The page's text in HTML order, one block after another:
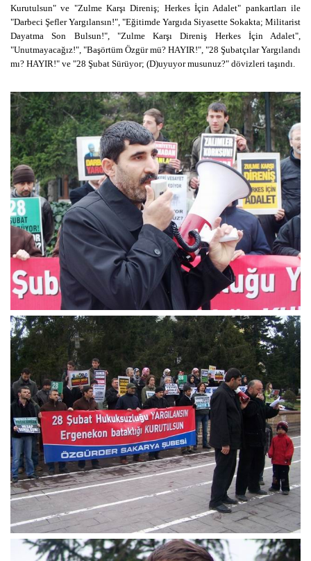
Kurutulsun" ve "Zulme Karşı Direniş; Herkes İçin Adalet" pankartları ile
"Darbeci Şefler Yargılansın!", "Eğitimde Yargıda Siyasette Sokakta; Militarist
Dayatma Son Bulsun!", "Zulme Karşı Direniş Herkes İçin Adalet",
"Unutmayacağız!", "Başörtüm Özgür mü? HAYIR!", "28 Şubatçılar Yargılandı
mı? HAYIR!" ve "28 Şubat Sürüyor; (D)uyuyor musunuz?" dövizleri taşındı.